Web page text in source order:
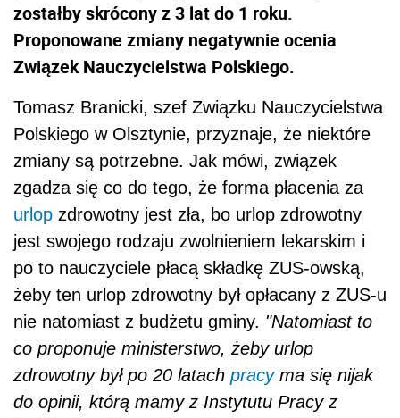
zostałby skrócony z 3 lat do 1 roku.
Proponowane zmiany negatywnie ocenia
Związek Nauczycielstwa Polskiego.
Tomasz Branicki, szef Związku Nauczycielstwa
Polskiego w Olsztynie, przyznaje, że niektóre
zmiany są potrzebne. Jak mówi, związek
zgadza się co do tego, że forma płacenia za
urlop zdrowotny jest zła, bo urlop zdrowotny
jest swojego rodzaju zwolnieniem lekarskim i
po to nauczyciele płacą składkę ZUS-owską,
żeby ten urlop zdrowotny był opłacany z ZUS-u
nie natomiast z budżetu gminy. "Natomiast to
co proponuje ministerstwo, żeby urlop
zdrowotny był po 20 latach pracyma się nijak
do opinii, którą mamy z Instytutu Pracy z